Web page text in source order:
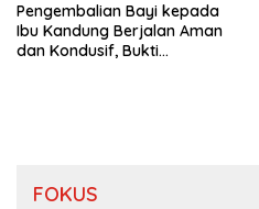
Pengembalian Bayi kepada
Ibu Kandung Berjalan Aman
dan Kondusif, Bukti
FOKUS